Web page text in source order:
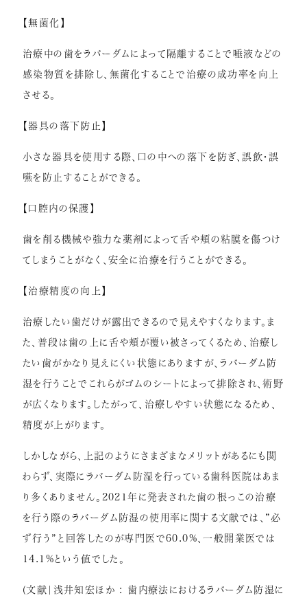
【無菌化】
治療中の歯をラバーダムによって隔離することで唾液などの
感染物質を排除し、無菌化することで治療の成功率を向上
させる。
【器具の落下防止】
小さな器具を使用する際、口の中への落下を防ぎ、誤飲・誤
嚥を防止することができる。
【口腔内の保護】
歯を削る機械や強力な薬剤によって舌や頬の粘膜を傷つけ
てしまうことがなく、安全に治療を行うことができる。
【治療精度の向上】
治療したい歯だけが露出できるので見えやすくなります。ま
た、普段は歯の上に舌や頬が覆い被さってくるため、治療し
たい歯がかなり見えにくい状態にありますが、ラバーダム防
湿を行うことでこれらがゴムのシートによって排除され、術野
が広くなります。したがって、治療しやすい状態になるため、
精度が上がります。
しかしながら、上記のようにさまざまなメリットがあるにも関
わらず、実際にラバーダム防湿を行っている歯科医院はあま
り多くありません。2021年に発表された歯の根っこの治療
を行う際のラバーダム防湿の使用率に関する文献では、”必
ず行う”と回答したのが専門医で60.0%、一般開業医では
14.1%という値でした。
(文献|浅井知宏ほか : 歯内療法におけるラバーダム防湿に